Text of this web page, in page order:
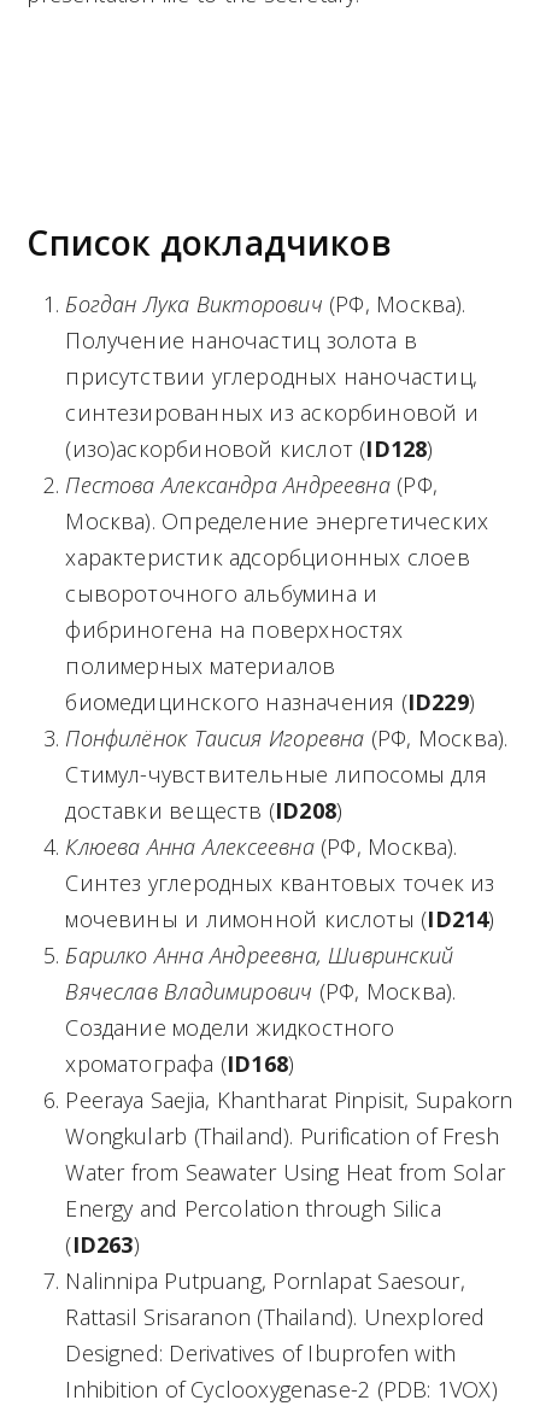
Список докладчиков
Богдан Лука Викторович (РФ, Москва).
Получение наночастиц золота в
присутствии углеродных наночастиц,
синтезированных из аскорбиновой и
(изо)аскорбиновой кислот (ID128)
Пестова Александра Андреевна(РФ,
Москва). Определение энергетических
характеристик адсорбционных слоев
сывороточного альбумина и
фибриногена на поверхностях
полимерных материалов
биомедицинского назначения (ID229)
Понфилёнок Таисия Игоревна (РФ, Москва).
Стимул-чувствительные липосомы для
доставки веществ (ID208)
Клюева Анна Алексеевна(РФ, Москва).
Синтез углеродных квантовых точек из
мочевины и лимонной кислоты (ID214)
Барилко Анна Андреевна, Шивринский
Вячеслав Владимирович (РФ, Москва).
Создание модели жидкостного
хроматографа (ID168)
Peeraya Saejia, Khantharat Pinpisit, Supakorn
Wongkularb (Thailand). Purification of Fresh
Water from Seawater Using Heat from Solar
Energy and Percolation through Silica
(ID263)
Nalinnipa Putpuang, Pornlapat Saesour,
Rattasil Srisaranon (Thailand). Unexplored
Designed: Derivatives of Ibuprofen with
Inhibition of Cyclooxygenase-2 (PDB: 1VOX)